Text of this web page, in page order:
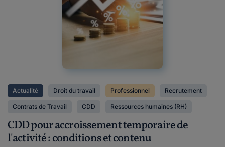
Actualité Droit du travail Professionnel Recrutement
Contrats de Travail CDD Ressources humaines (RH)
CDD pour accroissement temporaire de
l'activité : conditions et contenu